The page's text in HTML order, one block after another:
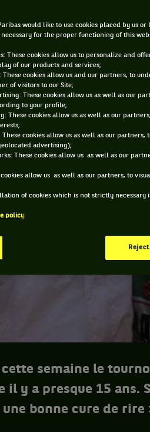
semaine le
il y a presque 15 ans.
une bonne cure de rire
would like to use cookies placed by us
for the proper functioning of this
These cookies allow us to personalize and
of our products and services;
These cookies allow us and our partners, to
of visitors to our Site;
These cookies allow us as well as our
to your profile;
These cookies allow us as well as our
cookies allow us as well as our
advertising);
These cookies allow us as well as our
allow us as well as our partners, to
of cookies which is not strictly
policy